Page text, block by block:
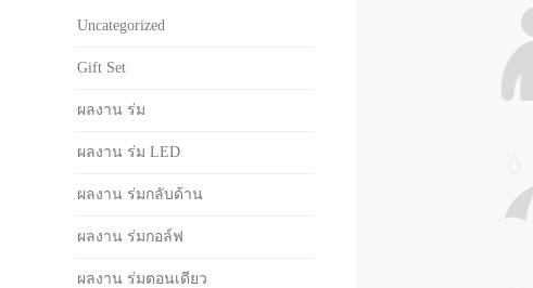
Uncategorized
Gift Set
ผลงาน ร่ม
ผลงาน ร่ม LED
ผลงาน ร่มกลับด้าน
ผลงาน ร่มกอล์ฟ
ผลงาน ร่มตอนเดียว